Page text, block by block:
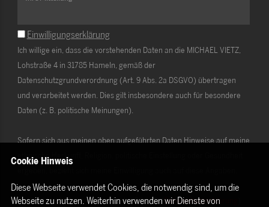
Einwilligungserklärung
Ich willige ein, dass die vorstehenden Daten an die MICHAEL VIETZ,
Lohstraße 4 in 31785 Hameln, gemäß der
Datenschutzgrundverordnung (Art. 9 Abs. 2a DSGVO) übertragen
und verarbeitet werden. Dies gilt insbesondere auch für besondere
Daten (z. B. politische Meinungen).
Sofern sich aus meinen oben aufgeführten Daten Hinweise auf meine
ethnische Herkunft, Religion, politische Einstellung oder Gesundheit
Die Rechte als Betroffener aus der DSGVO ( Datenschutzerklärung
Cookie Hinweis
Diese Webseite verwendet Cookies, die notwendig sind, um die
Webseite zu nutzen. Weiterhin verwenden wir Dienste von